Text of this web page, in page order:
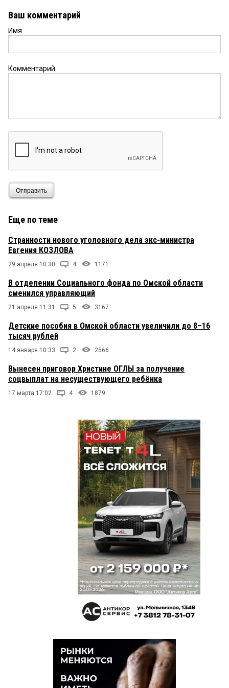
Ваш комментарий
Имя
Комментарий
Отправить
Еще по теме
Странности нового уголовного дела экс-министра
Евгения КОЗЛОВА
29 апреля 10:30 4 1171
В отделении Социального фонда по Омской области
сменился управляющий
21 апреля 11:31 5 3167
Детские пособия в Омской области увеличили до 8–16
тысяч рублей
14 января 10:33 2 2566
Вынесен приговор Христине ОГЛЫ за получение
соцвыплат на несуществующего ребёнка
17 марта 17:02 4 1879